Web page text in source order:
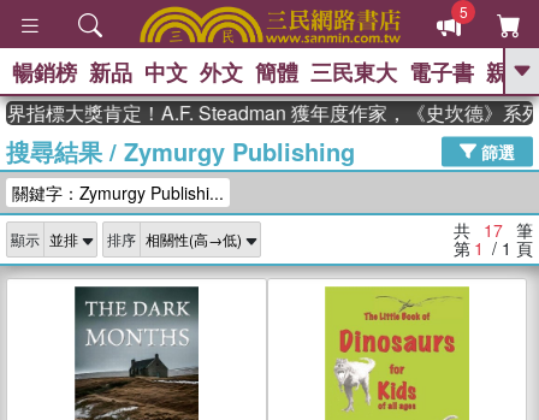
5
GO
熱搜： 東野圭吾 The Odyssey 、
父親節 、 如果歷史是一群喵 、 暑期
念華 、 台灣的李登輝時代 、 數學女
孩：黎曼猜想
偉大的迷走神經
暢銷榜 新品 中文 外文 簡體 三民東大 電子書 親子
標大獎肯定！A.F. Steadman 獲年度作家，《史坎德》系列帶
搜尋結果/ Zymurgy Publishing
篩選
關鍵字：Zymurgy Publishi...
顯示 排序 共 17 筆
第 1 / 1 頁